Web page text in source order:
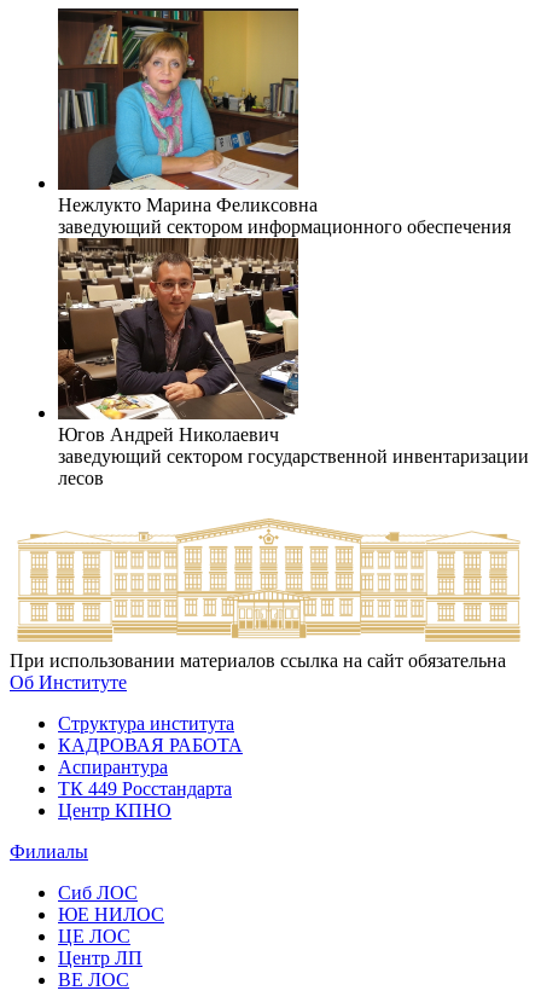
Нежлукто Марина Феликсовна
заведующий сектором информационного обеспечения
Югов Андрей Николаевич
заведующий сектором государственной инвентаризации
лесов
При использовании материалов ссылка на сайт обязательна
Об Институте
Структура института
КАДРОВАЯ РАБОТА
Аспирантура
ТК 449 Росстандарта
Центр КПНО
Филиалы
Сиб ЛОС
ЮЕ НИЛОС
ЦЕ ЛОС
Центр ЛП
ВЕ ЛОС